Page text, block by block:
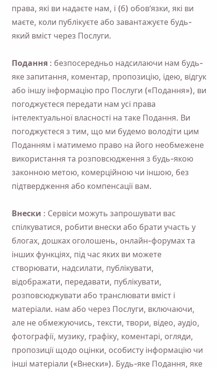
права, які ви надаєте нам, і (б) обов’язки, які ви
маєте, коли публікуєте або завантажуєте будь-
який вміст через Послуги.
Подання : безпосередньо надсилаючи нам будь-
яке запитання, коментар, пропозицію, ідею, відгук
або іншу інформацію про Послуги («Подання»), ви
погоджуєтеся передати нам усі права
інтелектуальної власності на таке Подання. Ви
погоджуєтеся з тим, що ми будемо володіти цим
Поданням і матимемо право на його необмежене
використання та розповсюдження з будь-якою
законною метою, комерційною чи іншою, без
підтвердження або компенсації вам.
Внески : Сервіси можуть запрошувати вас
спілкуватися, робити внески або брати участь у
блогах, дошках оголошень, онлайн-форумах та
інших функціях, під час яких ви можете
створювати, надсилати, публікувати,
відображати, передавати, публікувати,
розповсюджувати або транслювати вміст і
матеріали. нам або через Послуги, включаючи,
але не обмежуючись, тексти, твори, відео, аудіо,
фотографії, музику, графіку, коментарі, огляди,
пропозиції щодо оцінки, особисту інформацію чи
інші матеріали («Внески»). Будь-яке Подання, яке